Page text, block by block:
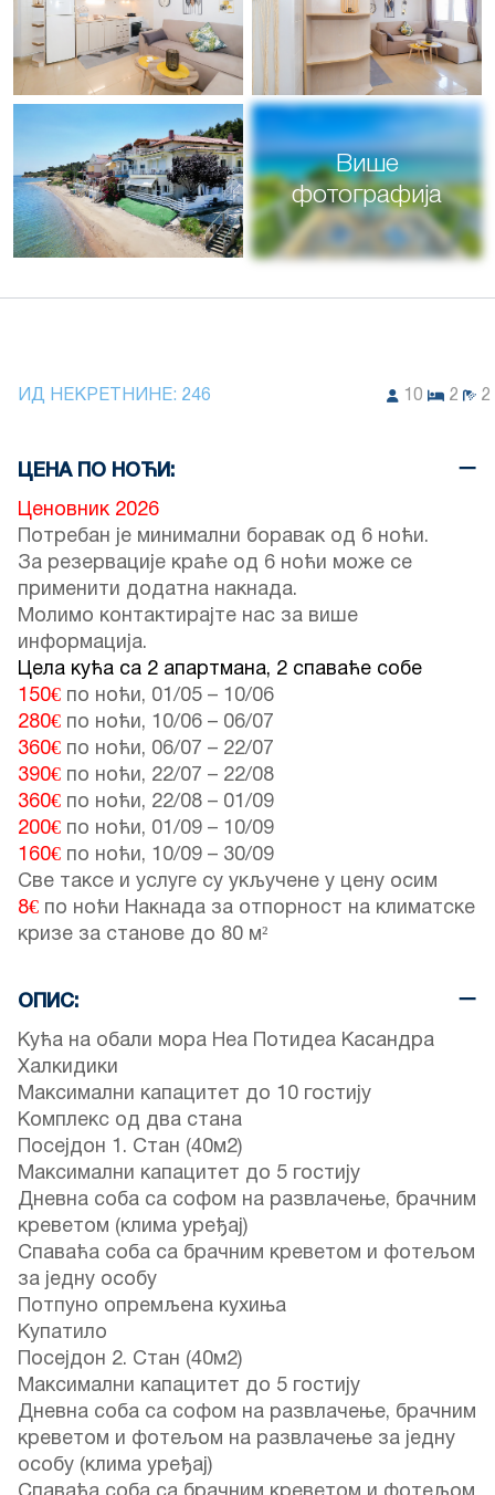
Више
фотографија
ИД НЕКРЕТНИНЕ: 246 10 2 2
ЦЕНА ПО НОЋИ:
Ценовник 2026
Потребан је минимални боравак од 6 ноћи.
За резервације краће од 6 ноћи може се
применити додатна накнада.
Молимо контактирајте нас за више
информација.
Цела кућа са 2 апартмана, 2 спаваће собе
150€ по ноћи, 01/05 – 10/06
280€ по ноћи, 10/06 – 06/07
360€ по ноћи, 06/07 – 22/07
390€ по ноћи, 22/07 – 22/08
360€ по ноћи, 22/08 – 01/09
200€ по ноћи, 01/09 – 10/09
160€ по ноћи, 10/09 – 30/09
Све таксе и услуге су укључене у цену осим
8€ по ноћи Накнада за отпорност на климатске
кризе за станове до 80 м²
ОПИС:
Кућа на обали мора Неа Потидеа Касандра
Халкидики
Максимални капацитет до 10 гостију
Комплекс од два стана
Посејдон 1. Стан (40м2)
Максимални капацитет до 5 гостију
Дневна соба са софом на развлачење, брачним
креветом (клима уређај)
Спаваћа соба са брачним креветом и фотељом
за једну особу
Потпуно опремљена кухиња
Купатило
Посејдон 2. Стан (40м2)
Максимални капацитет до 5 гостију
Дневна соба са софом на развлачење, брачним
креветом и фотељом на развлачење за једну
особу (клима уређај)